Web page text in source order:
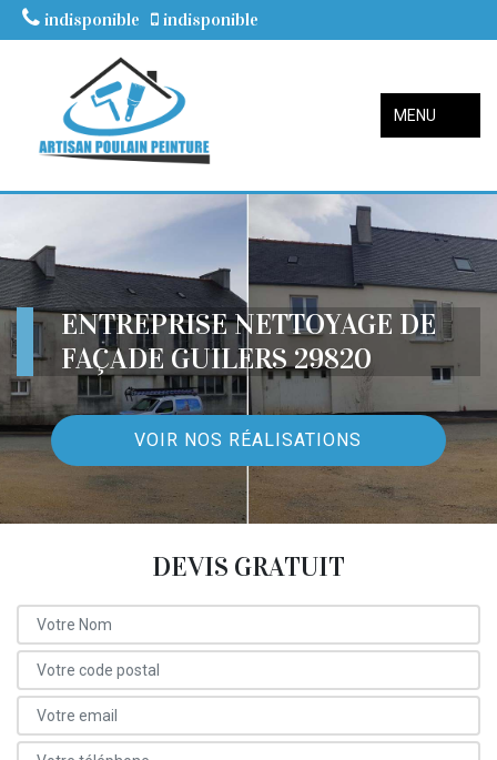
indisponible indisponible
MENU
ENTREPRISE NETTOYAGE DE
FAÇADE GUILERS 29820
VOIR NOS RÉALISATIONS
DEVIS GRATUIT